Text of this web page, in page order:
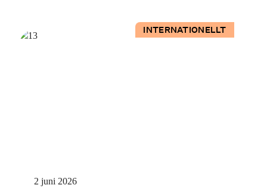
INTERNATIONELLT
2 juni 2026